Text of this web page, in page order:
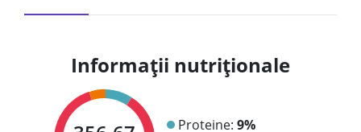
Informații nutriționale
Proteine: 9%